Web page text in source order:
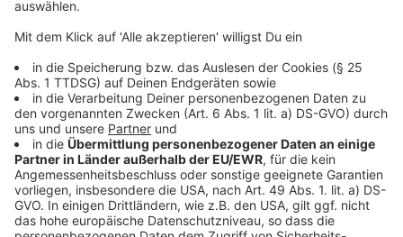
Mehr Ladesäulen und Bikesharing
Anzeige
Der ADAC fordert zum Beispiel auch verstärkt
Ladesäulen auf Park & Ride-Anlagen, weil immer mehr
Leute auch ein E-Auto haben. Und ein weiteres